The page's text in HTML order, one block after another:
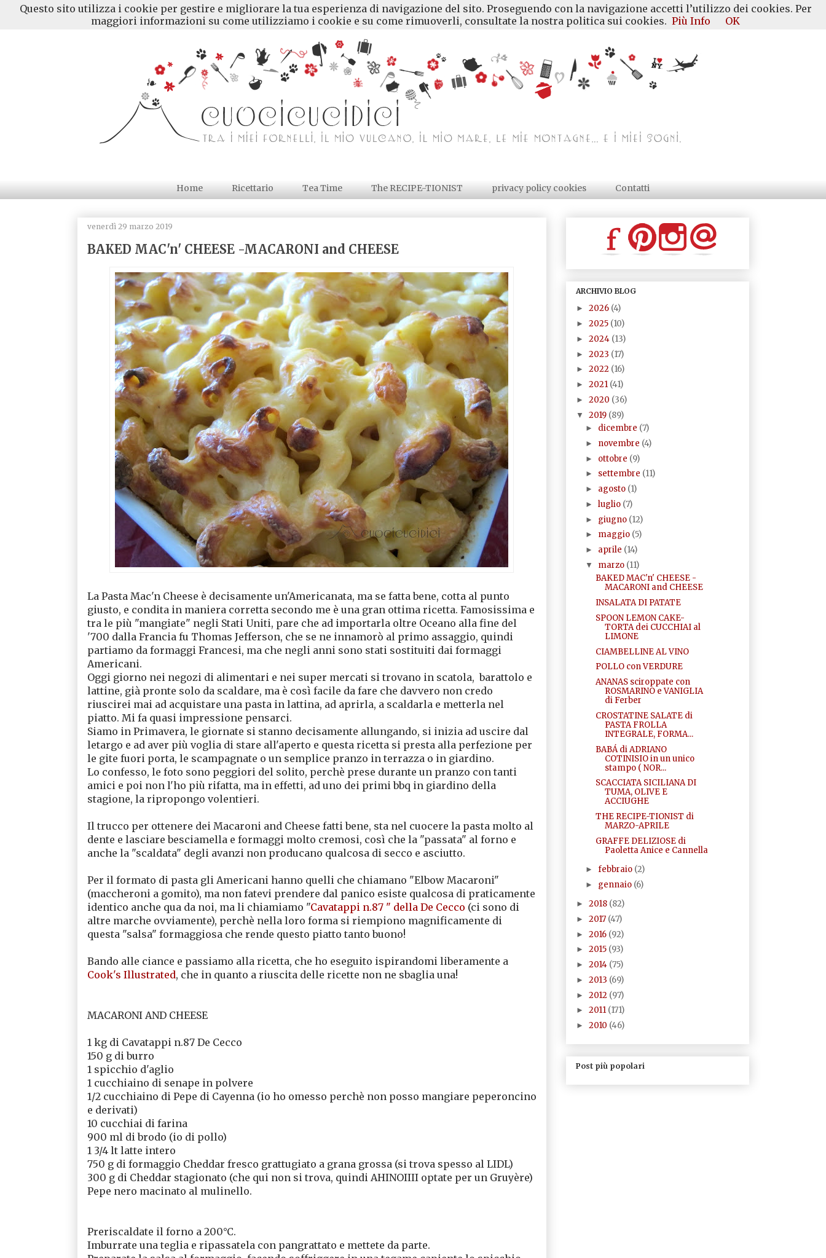
Home Ricettario Tea Time The RECIPE-TIONIST privacy policy cookies Contatti
venerdì 29 marzo 2019
BAKED MAC'n' CHEESE -MACARONI and CHEESE
La Pasta Mac'n Cheese è decisamente un'Americanata, ma se fatta bene, cotta al punto
giusto, e condita in maniera corretta secondo me è una gran ottima ricetta. Famosissima e
tra le più "mangiate" negli Stati Uniti, pare che ad importarla oltre Oceano alla fine del
'700 dalla Francia fu Thomas Jefferson, che se ne innamorò al primo assaggio, quindi
partiamo da formaggi Francesi, ma che negli anni sono stati sostituiti dai formaggi
Americani.
Oggi giorno nei negozi di alimentari e nei super mercati si trovano in scatola, barattolo e
lattine, già pronte solo da scaldare, ma è così facile da fare che davvero non credo
riuscirei mai ad acquistare una pasta in lattina, ad aprirla, a scaldarla e metterla nel
piatto. Mi fa quasi impressione pensarci.
Siamo in Primavera, le giornate si stanno decisamente allungando, si inizia ad uscire dal
letargo e ad aver più voglia di stare all'aperto e questa ricetta si presta alla perfezione per
le gite fuori porta, le scampagnate o un semplice pranzo in terrazza o in giardino.
Lo confesso, le foto sono peggiori del solito, perchè prese durante un pranzo con tanti
amici e poi non l'ho più rifatta, ma in effetti, ad uno dei primi bbq in giardino della
stagione, la ripropongo volentieri.
Il trucco per ottenere dei Macaroni and Cheese fatti bene, sta nel cuocere la pasta molto al
dente e lasciare besciamella e formaggi molto cremosi, così che la "passata" al forno e
anche la "scaldata" degli avanzi non producano qualcosa di secco e asciutto.
Per il formato di pasta gli Americani hanno quelli che chiamano "Elbow Macaroni"
(maccheroni a gomito), ma non fatevi prendere dal panico esiste qualcosa di praticamente
identico anche qua da noi, ma li chiamiamo "Cavatappi n.87 " della De Cecco (ci sono di
altre marche ovviamente), perchè nella loro forma si riempiono magnificamente di
questa "salsa" formaggiosa che rende questo piatto tanto buono!
Bando alle ciance e passiamo alla ricetta, che ho eseguito ispirandomi liberamente a
Cook's Illustrated, che in quanto a riuscita delle ricette non ne sbaglia una!
MACARONI AND CHEESE
1 kg di Cavatappi n.87 De Cecco
150 g di burro
1 spicchio d'aglio
1 cucchiaino di senape in polvere
1/2 cucchiaino di Pepe di Cayenna (io ho omesso perchè non posso mangiare peperoncino
e derivati)
10 cucchiai di farina
900 ml di brodo (io di pollo)
1 3/4 lt latte intero
750 g di formaggio Cheddar fresco grattugiato a grana grossa (si trova spesso al LIDL)
300 g di Cheddar stagionato (che qui non si trova, quindi AHINOIIII optate per un Gruyère)
Pepe nero macinato al mulinello.
Preriscaldate il forno a 200°C.
Imburrate una teglia e ripassatela con pangrattato e mettete da parte.
ARCHIVIO BLOG
► 2026 (4)
► 2025 (10)
► 2024 (13)
► 2023 (17)
► 2022 (16)
► 2021 (41)
► 2020 (36)
▼ 2019 (89)
► dicembre (7)
► novembre (4)
► ottobre (9)
► settembre (11)
► agosto (1)
► luglio (7)
► giugno (12)
► maggio (5)
► aprile (14)
▼ marzo (11)
BAKED MAC'n' CHEESE -
MACARONI and CHEESE
INSALATA DI PATATE
SPOON LEMON CAKE-
TORTA dei CUCCHIAI al
LIMONE
CIAMBELLINE AL VINO
POLLO con VERDURE
ANANAS sciroppate con
ROSMARINO e VANIGLIA
di Ferber
CROSTATINE SALATE di
PASTA FROLLA
INTEGRALE, FORMA...
BABÁ di ADRIANO
COTINISIO in un unico
stampo ( NOR...
SCACCIATA SICILIANA DI
TUMA, OLIVE E
ACCIUGHE
THE RECIPE-TIONIST di
MARZO-APRILE
GRAFFE DELIZIOSE di
Paoletta Anice e Cannella
►febbraio (2)
► gennaio (6)
► 2018 (82)
► 2017 (47)
► 2016 (92)
► 2015 (93)
► 2014 (75)
► 2013 (69)
► 2012 (97)
► 2011 (171)
► 2010 (46)
Post più popolari
Questo sito utilizza i cookie per gestire e migliorare la tua esperienza di navigazione del sito. Proseguendo con la navigazione accetti l’utilizzo dei cookies. Per
maggiori informazioni su come utilizziamo i cookie e su come rimuoverli, consultate la nostra politica sui cookies. Più Info OK